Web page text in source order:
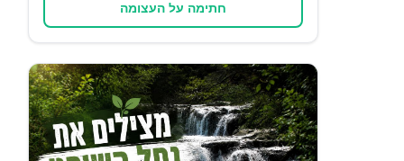
חתימה על העצומה